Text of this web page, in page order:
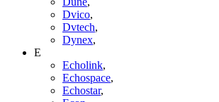
Dvico,
Dvtech,
Dynex,
E
Echolink,
Echospace,
Echostar,